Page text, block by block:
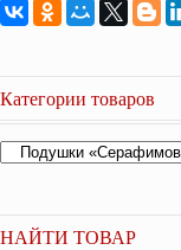
Категории товаров
НАЙТИ ТОВАР